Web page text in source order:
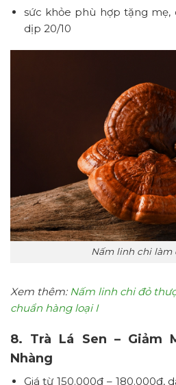
sức khỏe phù hợp tặng mẹ,
dịp 20/10
Nấm linh chi làm
Xem thêm: Nấm linh chi đỏ
chuẩn hàng loại I
8. Trà Lá Sen – Giảm
Nhàng
Giá từ 150.000đ – 180.000đ,